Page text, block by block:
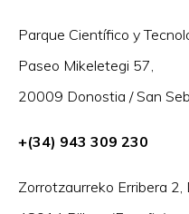
Parque Científico y
Paseo Mikeletegi 57,
20009 Donostia / San
+(34) 943 309 230
Zorrotzaurreko Erribera 2,